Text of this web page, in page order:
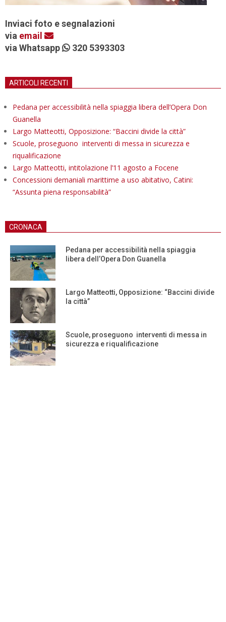
Inviaci foto e segnalazioni
via email
via Whatsapp
320 5393303
ARTICOLI RECENTI
Pedana per accessibilità nella spiaggia libera dell’Opera Don
Guanella
Largo Matteotti, Opposizione: “Baccini divide la città”
Scuole, proseguono interventi di messa in sicurezza e
riqualificazione
Largo Matteotti, intitolazione l’11 agosto a Focene
Concessioni demaniali marittime a uso abitativo, Catini:
“Assunta piena responsabilità”
CRONACA
Pedana per accessibilità nella spiaggia
libera dell’Opera Don Guanella
Largo Matteotti, Opposizione: “Baccini divide
la città”
Scuole, proseguono interventi di messa in
sicurezza e riqualificazione